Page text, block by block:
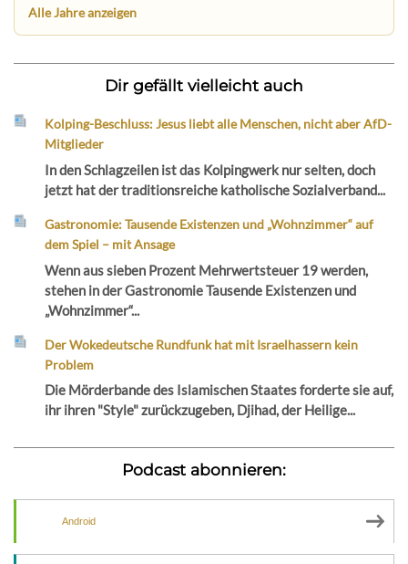
Alle Jahre anzeigen
Dir gefällt vielleicht auch
Kolping-Beschluss: Jesus liebt alle Menschen, nicht aber AfD-
Mitglieder
In den Schlagzeilen ist das Kolpingwerk nur selten, doch
jetzt hat der traditionsreiche katholische Sozialverband...
Gastronomie: Tausende Existenzen und „Wohnzimmer“ auf
dem Spiel – mit Ansage
Wenn aus sieben Prozent Mehrwertsteuer 19 werden,
stehen in der Gastronomie Tausende Existenzen und
„Wohnzimmer“...
Der Wokedeutsche Rundfunk hat mit Israelhassern kein
Problem
Die Mörderbande des Islamischen Staates forderte sie auf,
ihr ihren "Style" zurückzugeben, Djihad, der Heilige...
Podcast abonnieren:
Android